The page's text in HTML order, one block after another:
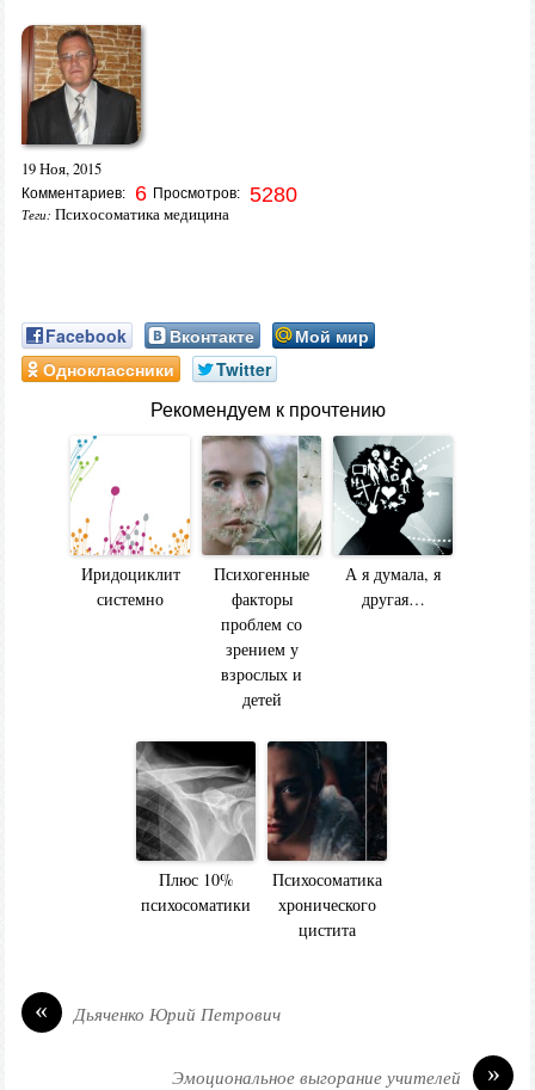
19 Ноя, 2015
Комментариев: 6 Просмотров: 5280
Теги: Психосоматика медицина
Facebook Вконтакте
Мой мир
Одноклассники
Twitter
Рекомендуем к прочтению
Иридоциклит
системно
Психогенные
факторы
проблем со
зрением у
взрослых и
детей
А я думала, я
другая…
Плюс 10%
психосоматики
Психосоматика
хронического
цистита
« Дьяченко Юрий Петрович
»
Эмоциональное выгорание учителей